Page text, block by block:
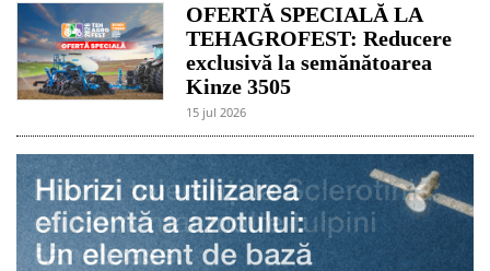
OFERTĂ SPECIALĂ LA
TEHAGROFEST: Reducere
exclusivă la semănătoarea
Kinze 3505
15 jul 2026